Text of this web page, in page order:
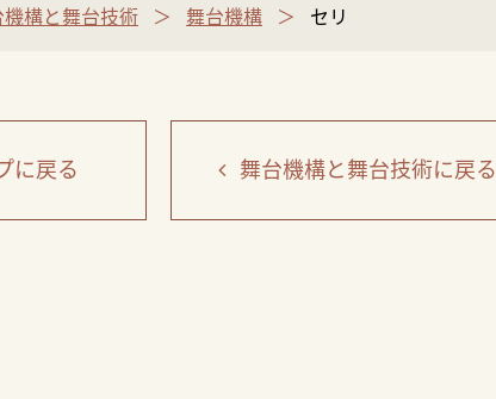
機構と舞台技術 舞台機構 セリ
に戻る 舞台機構と舞台技術に戻る